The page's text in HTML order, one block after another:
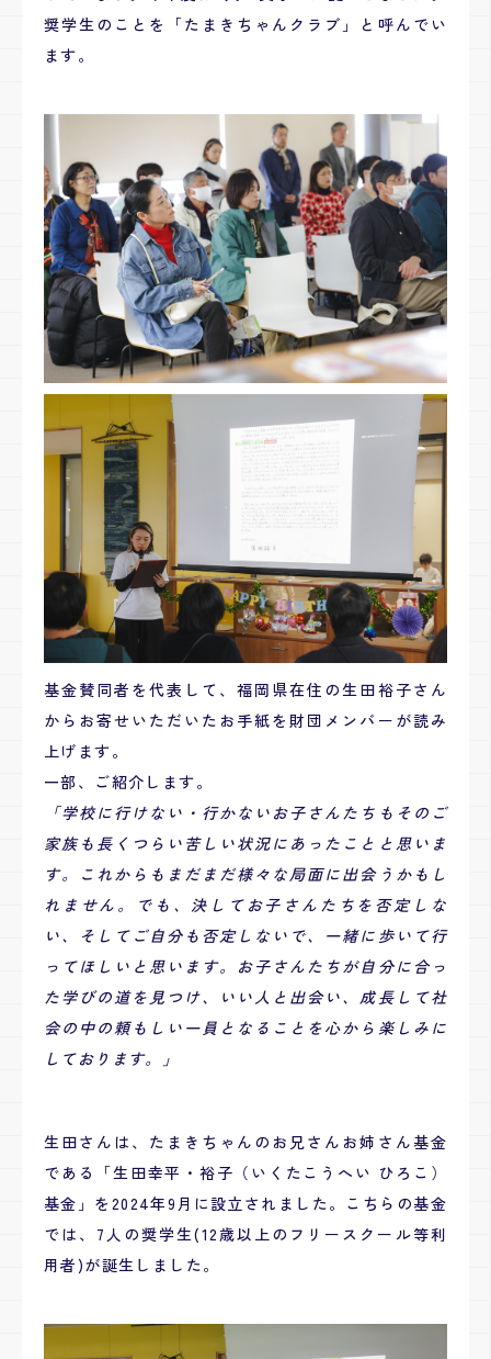
奨学生のことを「たまきちゃんクラブ」と呼んでい
ます。
基金賛同者を代表して、福岡県在住の生田裕子さん
からお寄せいただいたお手紙を財団メンバーが読み
上げます。
一部、ご紹介します。
「学校に行けない・行かないお子さんたちもそのご
家族も長くつらい苦しい状況にあったことと思いま
す。これからもまだまだ様々な局面に出会うかもし
れません。でも、決してお子さんたちを否定しな
い、そしてご自分も否定しないで、一緒に歩いて行
ってほしいと思います。お子さんたちが自分に合っ
た学びの道を見つけ、いい人と出会い、成長して社
会の中の頼もしい一員となることを心から楽しみに
しております。
」
生田さんは、たまきちゃんのお兄さんお姉さん基金
である「生田幸平・裕子（いくたこうへい ひろこ）
基金」を2024年9月に設立されました。こちらの基金
では、7人の奨学生(12歳以上のフリースクール等利
用者)が誕生しました。